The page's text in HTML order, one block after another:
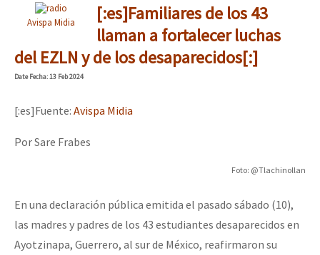
Avispa Midia
[:es]Familiares de los 43
llaman a fortalecer luchas
del EZLN y de los desaparecidos[:]
DateFecha: 13 Feb 2024
[:es]Fuente: Avispa Midia
Por Sare Frabes
Foto: @Tlachinollan
En una declaración pública emitida el pasado sábado (10),
las madres y padres de los 43 estudiantes desaparecidos en
Ayotzinapa, Guerrero, al sur de México, reafirmaron su